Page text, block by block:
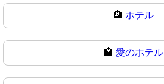
🏨 ホテル
🏩 愛のホテル